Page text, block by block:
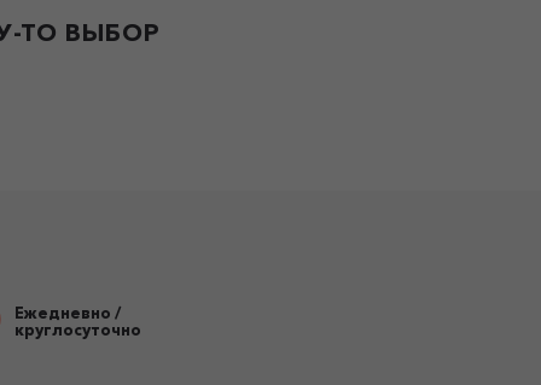
ТО ВЫБОР
Ежедневно /
круглосуточно